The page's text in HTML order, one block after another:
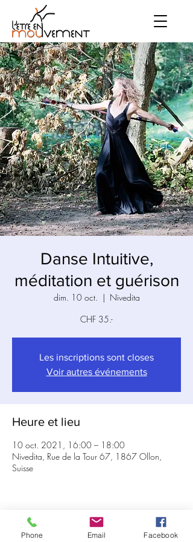
Danse Intuitive,
méditation et guérison
dim. 10 oct.
  |
Nivedita
CHF 35.-
Les inscriptions sont closes
Voir autres événements
Heure et lieu
10 oct. 2021, 16:00 – 18:00
Nivedita, Rue de la Tour 67, 1867 Ollon,
Suisse
Partager cet événement
Phone Email Facebook